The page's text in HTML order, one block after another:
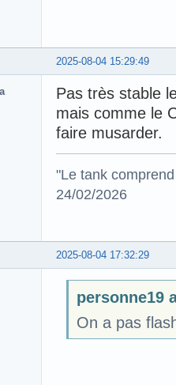
2025-08-04 15:29:49
Pas très stable
mais comme le
faire musarder.
"Le tank
24/02/2026
2025-08-04 17:32:29
personne19
On a pas